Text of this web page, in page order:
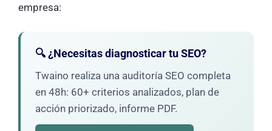
empresa:
🔍 ¿Necesitas diagnosticar tu SEO?
Twaino realiza una auditoría SEO completa
en 48h: 60+ criterios analizados, plan de
acción priorizado, informe PDF.